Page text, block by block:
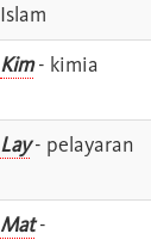
Islam
Kim- kimia
Lay- pelayaran
Mat-